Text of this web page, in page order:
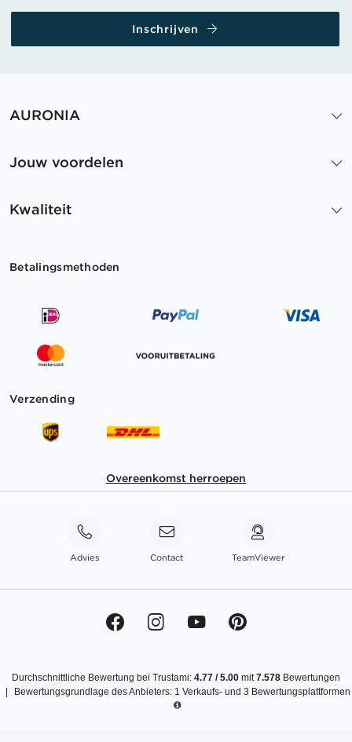
Inschrijven
AURONIA
Jouw voordelen
Kwaliteit
Betalingsmethoden
Verzending
Overeenkomst herroepen
Advies Contact TeamViewer
Durchschnittliche Bewertung bei Trustami: 4.77 /5.00 mit7.578 Bewertungen
Bewertungsgrundlage des Anbieters: 1 Verkaufs- und 3 Bewertungsplattformen